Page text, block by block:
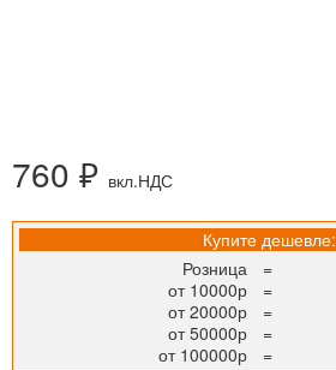
760 ₽ вкл.НДС
Купите дешевле:
Розница
=
от 10000р
=
от 20000р
=
от 50000р
=
от 100000р
=